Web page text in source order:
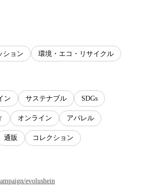
ション 環境・エコ・リサイクル
ン サステナブル SDGs
オンライン アパレル
通販 コレクション
evolushein